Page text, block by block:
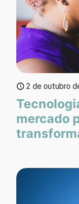
2 de outubro
mercado